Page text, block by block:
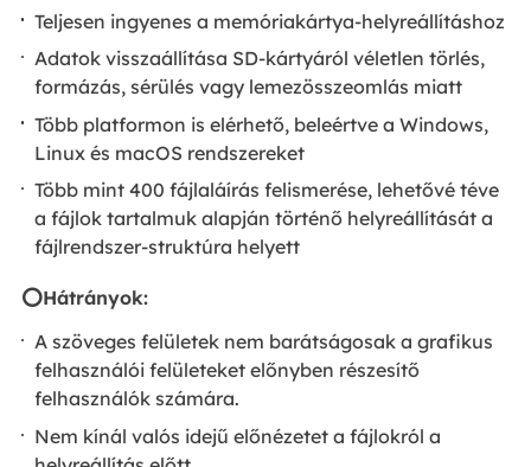
Teljesen ingyenes a memóriakártya-helyreállításhoz
Adatok visszaállítása SD-kártyáról véletlen törlés,
formázás, sérülés vagy lemezösszeomlás miatt
Több platformon is elérhető, beleértve a Windows,
Linux és macOS rendszereket
Több mint 400 fájlaláírás felismerése, lehetővé téve
a fájlok tartalmuk alapján történő helyreállítását a
fájlrendszer-struktúra helyett
⭕Hátrányok:
A szöveges felületek nem barátságosak a grafikus
felhasználói felületeket előnyben részesítő
felhasználók számára.
Nem kínál valós idejű előnézetet a fájlokról a